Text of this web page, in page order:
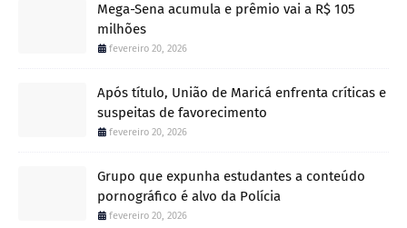
Mega-Sena acumula e prêmio vai a R$ 105
milhões
fevereiro 20, 2026
Após título, União de Maricá enfrenta críticas e
suspeitas de favorecimento
fevereiro 20, 2026
Grupo que expunha estudantes a conteúdo
pornográfico é alvo da Polícia
fevereiro 20, 2026